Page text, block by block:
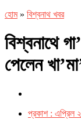
হোম» বিশ্বনাথ খবর
বিশ্বনাথে
পেলেন
প্রকাশ : এপ্রিল